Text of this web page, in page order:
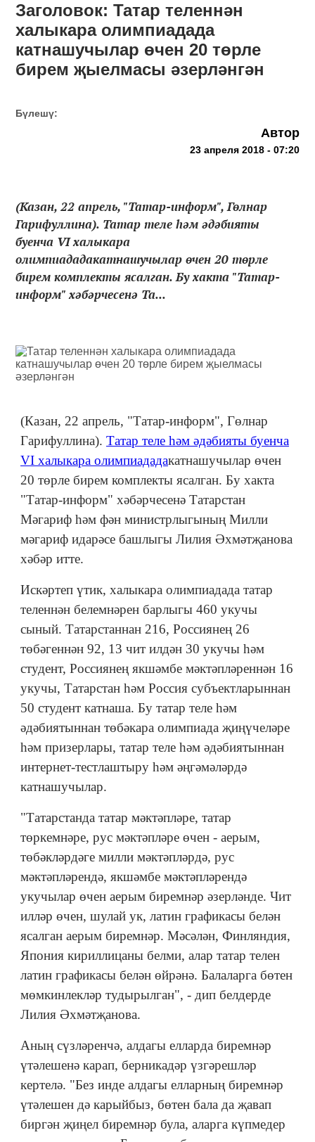
Заголовок: Татар теленнән
халыкара олимпиадада
катнашучылар өчен 20 төрле
бирем җыелмасы әзерләнгән
Бүлешү:
Автор
23 апреля 2018 - 07:20
(Казан, 22 апрель, "Татар-информ", Гөлнар
Гарифуллина). Татар теле һәм әдәбияты
буенча VI халыкара
олимпиададакатнашучылар өчен 20 төрле
бирем комплекты ясалган. Бу хакта "Татар-
информ" хәбәрчесенә Та...
(Казан, 22 апрель, "Татар-информ", Гөлнар
Гарифуллина). Татар теле һәм әдәбияты буенча
VI халыкара олимпиададакатнашучылар өчен
20 төрле бирем комплекты ясалган. Бу хакта
"Татар-информ" хәбәрчесенә Татарстан
Мәгариф һәм фән министрлыгының Милли
мәгариф идарәсе башлыгы Лилия Әхмәтҗанова
хәбәр итте.
Искәртеп үтик, халыкара олимпиадада татар
теленнән белемнәрен барлыгы 460 укучы
сыный. Татарстаннан 216, Россиянең 26
төбәгеннән 92, 13 чит илдән 30 укучы һәм
студент, Россиянең якшәмбе мәктәпләреннән 16
укучы, Татарстан һәм Россия субъектларыннан
50 студент катнаша. Бу татар теле һәм
әдәбиятыннан төбәкара олимпиада җиңүчеләре
һәм призерлары, татар теле һәм әдәбиятыннан
интернет-тестлаштыру һәм әңгәмәләрдә
катнашучылар.
"Татарстанда татар мәктәпләре, татар
төркемнәре, рус мәктәпләре өчен - аерым,
төбәкләрдәге милли мәктәпләрдә, рус
мәктәпләрендә, якшәмбе мәктәпләрендә
укучылар өчен аерым биремнәр әзерләнде. Чит
илләр өчен, шулай ук, латин графикасы белән
ясалган аерым биремнәр. Мәсәлән, Финляндия,
Япония кириллицаны белми, алар татар телен
латин графикасы белән өйрәнә. Балаларга бөтен
мөмкинлекләр тудырылган", - дип белдерде
Лилия Әхмәтҗанова.
Аның сүзләренчә, алдагы елларда биремнәр
үтәлешенә карап, берникадәр үзгәрешләр
кертелә. "Без инде алдагы елларның биремнәр
үтәлешен дә карыйбыз, бөтен бала да җавап
биргән җиңел биремнәр була, аларга күпмедер